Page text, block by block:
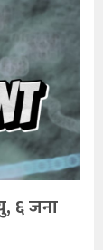
६ जना